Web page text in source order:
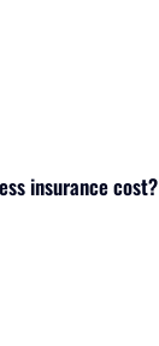
insurance cost?